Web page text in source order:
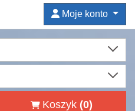
Moje konto
Koszyk (0)